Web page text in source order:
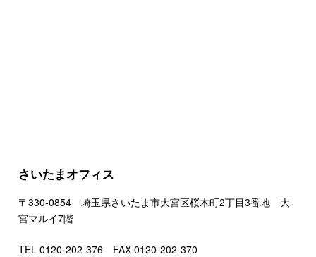
さいたまオフィス
〒330-0854 埼玉県さいたま市大宮区桜木町2丁目3番地 大
宮マルイ7階
TEL 0120-202-376 FAX 0120-202-370